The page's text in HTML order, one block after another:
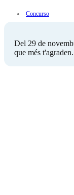
Concurso
Del 29 de
que més t'agraden.